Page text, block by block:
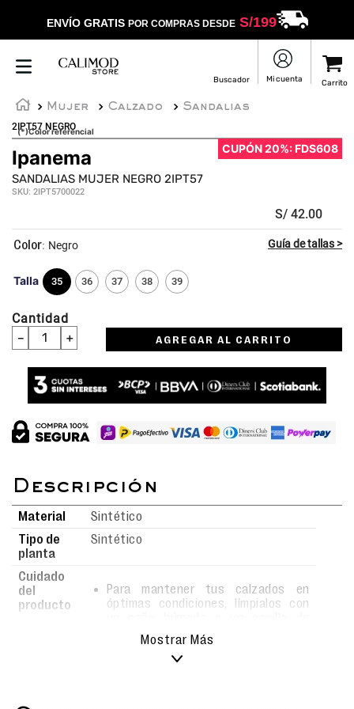
ENVÍO GRATIS POR COMPRAS DESDES/199
Mujer Calzado
Sandalias
2IPT57 NEGRO
(*)Color referencial
CUPÓN 20%: FDS608
Ipanema
SANDALIAS MUJER NEGRO 2IPT57
SKU: 2IPT5700022
S/ 42.00
Talla 35 36 37 38 39
: Negro
Cantidad
＋
－ AGREGAR AL CARRITO
Material
Sintético
Tipo de
planta
Sintético
Cuidado
del
producto
Para mantener tus calzados en
óptimas condiciones, límpialos con
cerdas suaves usando agua y jabón.
Evita el uso de detergentes fuertes,
ya que podrían alterar el material.
Mostrar Más